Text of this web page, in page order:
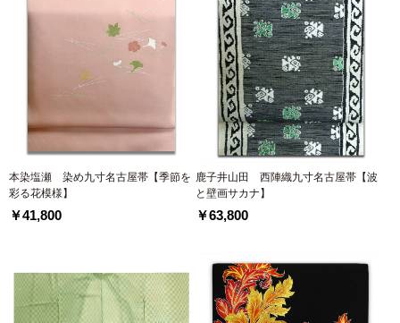
本染塩瀬 染め九寸名古屋帯【季節を
彩る花模様】
￥41,800
鹿子井山田 西陣織九寸名古屋帯【波
と壁画サカナ】
￥63,800